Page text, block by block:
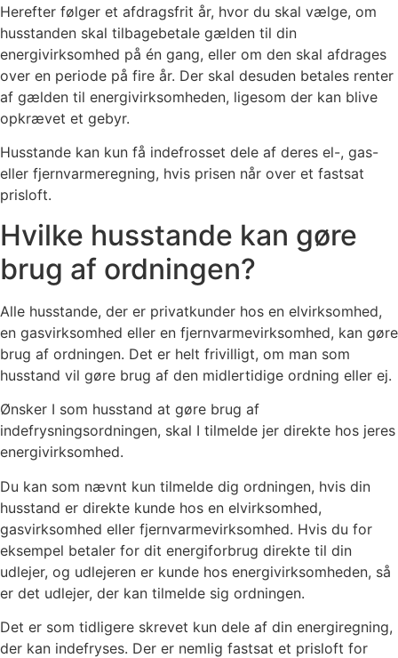
Herefter følger et afdragsfrit år, hvor du skal vælge, om
husstanden skal tilbagebetale gælden til din
energivirksomhed på én gang, eller om den skal afdrages
over en periode på fire år. Der skal desuden betales renter
af gælden til energivirksomheden, ligesom der kan blive
opkrævet et gebyr.
Husstande kan kun få indefrosset dele af deres el-, gas-
eller fjernvarmeregning, hvis prisen når over et fastsat
prisloft.
Hvilke husstande kan gøre
brug af ordningen?
Alle husstande, der er privatkunder hos en elvirksomhed,
en gasvirksomhed eller en fjernvarmevirksomhed, kan gøre
brug af ordningen. Det er helt frivilligt, om man som
husstand vil gøre brug af den midlertidige ordning eller ej.
Ønsker I som husstand at gøre brug af
indefrysningsordningen, skal I tilmelde jer direkte hos jeres
energivirksomhed.
Du kan som nævnt kun tilmelde dig ordningen, hvis din
husstand er direkte kunde hos en elvirksomhed,
gasvirksomhed eller fjernvarmevirksomhed. Hvis du for
eksempel betaler for dit energiforbrug direkte til din
udlejer, og udlejeren er kunde hos energivirksomheden, så
er det udlejer, der kan tilmelde sig ordningen.
Det er som tidligere skrevet kun dele af din energiregning,
der kan indefryses. Der er nemlig fastsat et prisloft for